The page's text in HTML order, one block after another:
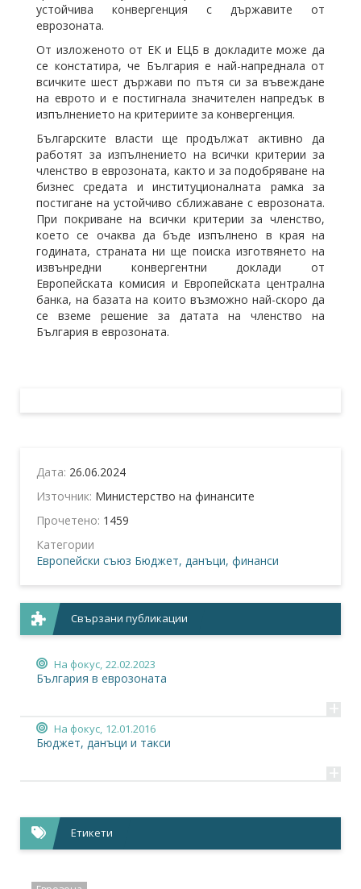
устойчива конвергенция с държавите от
еврозоната.
От изложеното от ЕК и ЕЦБ в докладите може да
се констатира, че България е най-напреднала от
всичките шест държави по пътя си за въвеждане
на еврото и е постигнала значителен напредък в
изпълнението на критериите за конвергенция.
Българските власти ще продължат активно да
работят за изпълнението на всички критерии за
членство в еврозоната, както и за подобряване на
бизнес средата и институционалната рамка за
постигане на устойчиво сближаване с еврозоната.
При покриване на всички критерии за членство,
което се очаква да бъде изпълнено в края на
годината, страната ни ще поиска изготвянето на
извънредни конвергентни доклади от
Европейската комисия и Европейската централна
банка, на базата на които възможно най-скоро да
се вземе решение за датата на членство на
България в еврозоната.
Дата: 26.06.2024
Източник: Министерство на финансите
Прочетено: 1459
Категории
Европейски съюз Бюджет, данъци, финанси
Свързани публикации
На фокус, 22.02.2023
България в еврозоната
+
На фокус, 12.01.2016
Бюджет, данъци и такси
+
Етикети